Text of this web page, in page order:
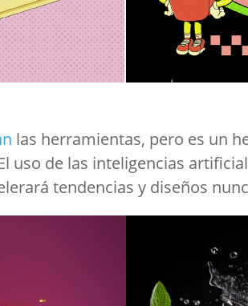
las herramientas, pero es un
uso de las inteligencias
tendencias y diseños